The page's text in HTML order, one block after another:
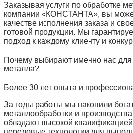
Заказывая услуги по обработке
компании «КОНСТАНТА», вы
качестве исполнения заказа и
готовой продукции. Мы
подход к каждому клиенту и
Почему выбирают именно нас для
металла?
Более 30 лет опыта и
За годы работы мы накопили
металлообработки и
обладают высокой
передовые технологии для